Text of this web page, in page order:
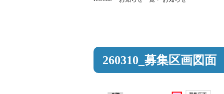
260310_募集区画図面